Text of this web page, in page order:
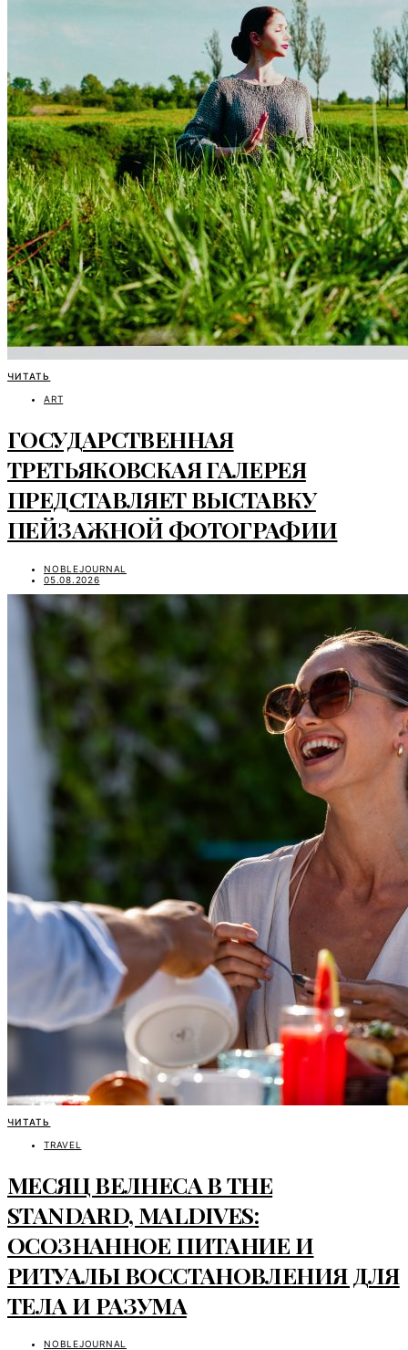
ЧИТАТЬ
ART
ГОСУДАРСТВЕННАЯ
ТРЕТЬЯКОВСКАЯ ГАЛЕРЕЯ
ПРЕДСТАВЛЯЕТ ВЫСТАВКУ
ПЕЙЗАЖНОЙ ФОТОГРАФИИ
NOBLEJOURNAL
05.08.2026
ЧИТАТЬ
TRAVEL
МЕСЯЦ ВЕЛНЕСА В THE
STANDARD, MALDIVES:
ОСОЗНАННОЕ ПИТАНИЕ И
РИТУАЛЫ ВОССТАНОВЛЕНИЯ ДЛЯ
ТЕЛА И РАЗУМА
NOBLEJOURNAL